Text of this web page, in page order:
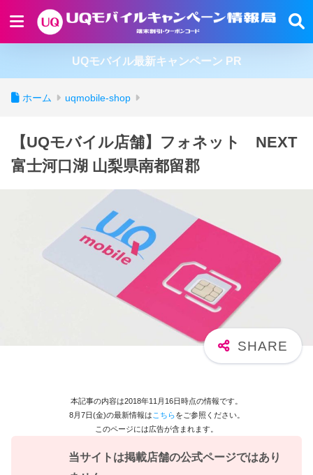
UQモバイル最新キャンペーン PR
ホーム uqmobile-shop
【UQモバイル店舗】フォネット NEXT
富士河口湖 山梨県南都留郡
本記事の内容は2018年11月16日時点の情報です。
8月7日(金)の最新情報は こちらをご参照ください。
このページには広告が含まれます。
当サイトは掲載店舗の公式ページではあり